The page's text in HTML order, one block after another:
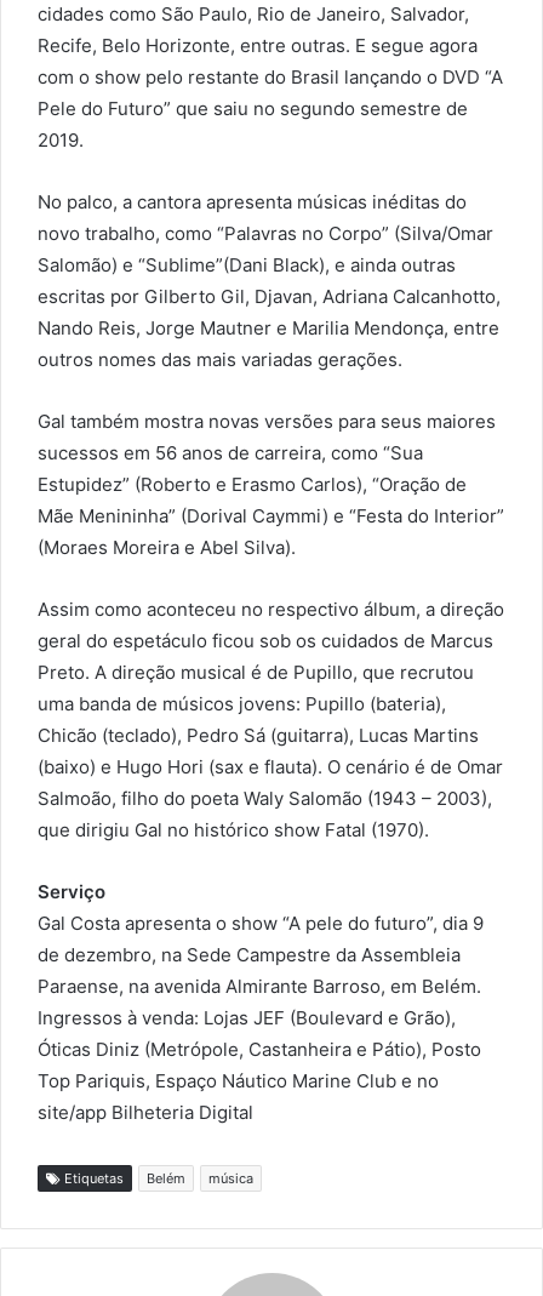
cidades como São Paulo, Rio de Janeiro, Salvador,
Recife, Belo Horizonte, entre outras. E segue agora
com o show pelo restante do Brasil lançando o DVD “A
Pele do Futuro” que saiu no segundo semestre de
2019.
No palco, a cantora apresenta músicas inéditas do
novo trabalho, como “Palavras no Corpo” (Silva/Omar
Salomão) e “Sublime”(Dani Black), e ainda outras
escritas por Gilberto Gil, Djavan, Adriana Calcanhotto,
Nando Reis, Jorge Mautner e Marilia Mendonça, entre
outros nomes das mais variadas gerações.
Gal também mostra novas versões para seus maiores
sucessos em 56 anos de carreira, como “Sua
Estupidez” (Roberto e Erasmo Carlos), “Oração de
Mãe Menininha” (Dorival Caymmi) e “Festa do Interior”
(Moraes Moreira e Abel Silva).
Assim como aconteceu no respectivo álbum, a direção
geral do espetáculo ficou sob os cuidados de Marcus
Preto. A direção musical é de Pupillo, que recrutou
uma banda de músicos jovens: Pupillo (bateria),
Chicão (teclado), Pedro Sá (guitarra), Lucas Martins
(baixo) e Hugo Hori (sax e flauta). O cenário é de Omar
Salmoão, filho do poeta Waly Salomão (1943 – 2003),
que dirigiu Gal no histórico show Fatal (1970).
Serviço
Gal Costa apresenta o show “A pele do futuro”, dia 9
de dezembro, na Sede Campestre da Assembleia
Paraense, na avenida Almirante Barroso, em Belém.
Ingressos à venda: Lojas JEF (Boulevard e Grão),
Óticas Diniz (Metrópole, Castanheira e Pátio), Posto
Top Pariquis, Espaço Náutico Marine Club e no
site/app Bilheteria Digital
Etiquetas Belém música